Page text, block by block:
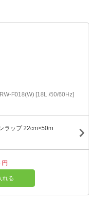
F018(W) [18L /50/60Hz]
ラップ 22cm×50m
円
れる